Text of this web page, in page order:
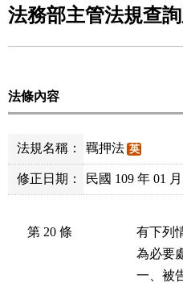
法務部主管法規查
法條內容
法規名稱： 羈押法 英
修正日期： 民國 109 年 01 月
第 20 條
有下列
為必要
一、被